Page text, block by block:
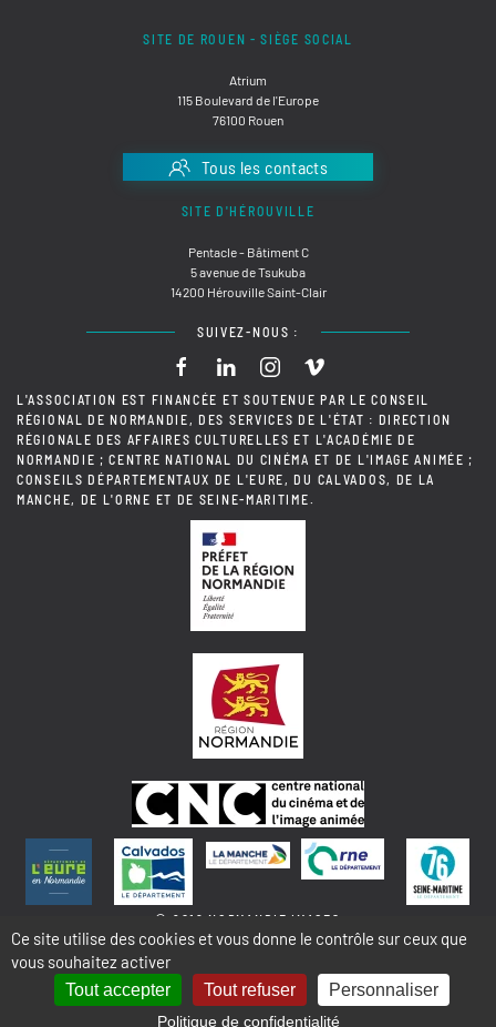
SITE DE ROUEN - SIÈGE SOCIAL
Atrium
115 Boulevard de l'Europe
76100 Rouen
Tous les contacts
SITE D'HÉROUVILLE
Pentacle - Bâtiment C
5 avenue de Tsukuba
14200 Hérouville Saint-Clair
SUIVEZ-NOUS :
L'ASSOCIATION EST FINANCÉE ET SOUTENUE PAR LE CONSEIL
RÉGIONAL DE NORMANDIE, DES SERVICES DE L'ÉTAT : DIRECTION
RÉGIONALE DES AFFAIRES CULTURELLES ET L'ACADÉMIE DE
NORMANDIE ; CENTRE NATIONAL DU CINÉMA ET DE L'IMAGE ANIMÉE ;
CONSEILS DÉPARTEMENTAUX DE L'EURE, DU CALVADOS, DE LA
MANCHE, DE L'ORNE ET DE SEINE-MARITIME.
© 2018 NORMANDIE IMAGES
MENTIONS LÉGALES - COOKIES & STATISTIQUES PLAN DU SITE
Ce site utilise des cookies et vous donne le contrôle sur ceux que
vous souhaitez activer
Tout accepter Tout refuser Personnaliser
Politique de confidentialité